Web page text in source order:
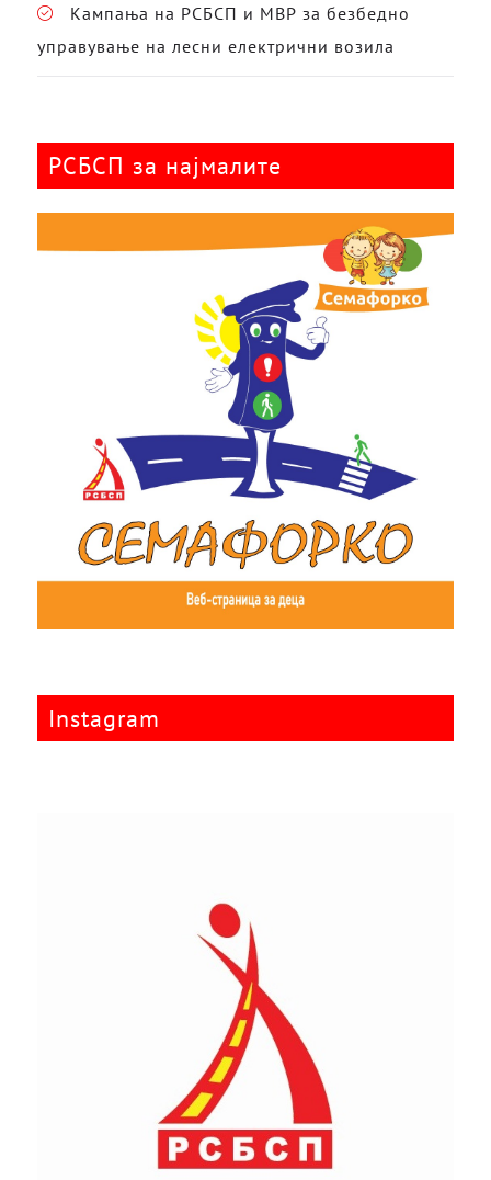
Кампања на РСБСП и МВР за безбедно
управување на лесни електрични возила
РСБСП за најмалите
Instagram